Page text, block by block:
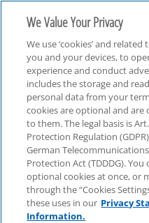
Technologie, Medien &
We Value Your Privacy
We use ‘cookies’ and
you and your devices, to
experience and conduct
includes the storage and
personal data from your
cookies are optional and are
to them. The legal basis is
Protection Regulation
German
Protection Act (TDDDG).
optional cookies at once, or
through the “Cookies
these uses in our Privacy
Information.